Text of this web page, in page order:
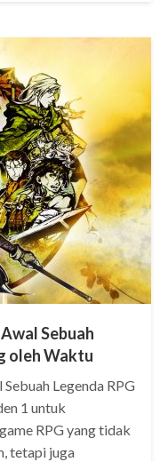
Sebuah
oleh Waktu
Legenda RPG
1 untuk
RPG yang tidak
tetapi juga